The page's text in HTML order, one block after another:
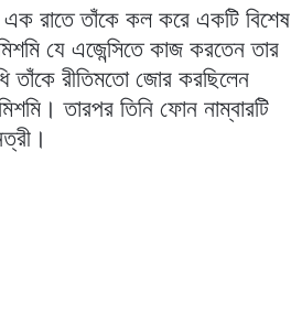
এক রাতে তাঁকে কল করে একটি বিশেষ
যে এজেন্সিতে কাজ করতেন তার
তাঁকে রীতিমতো জোর করছিলেন
তারপর তিনি ফোন নাম্বারটি